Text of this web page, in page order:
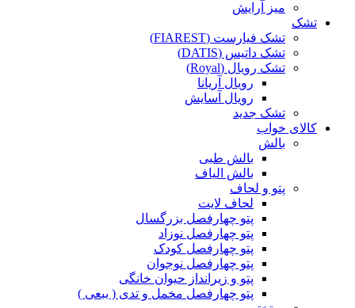
میز آرایش
تشک
تشک فیارست (FIAREST)
تشک داتیس (DATIS)
تشک رویال (Royal)
رویال آریانا
رویال آسایش
تشک جدید
کالای خواب
بالش
بالش طبی
بالش الیاف
پتو و لحاف
لحاف لایت
پتو چهارفصل بزرگسال
پتو چهارفصل نوزاد
پتو چهارفصل کودک
پتو چهارفصل نوجوان
پتو و زیرانداز حیوان خانگی
پتو چهارفصل مخمل و تدی ( ببعی )